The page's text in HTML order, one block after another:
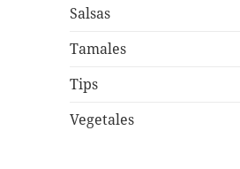
Salsas
Tamales
Tips
Vegetales